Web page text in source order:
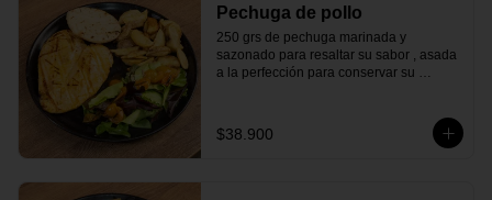
bocado!
Pechuga de pollo
250 grs de pechuga marinada y
sazonado para resaltar su sabor , asada
a la perfección para conservar su
papas crujientes.
¡Una combinación perfecta que te
$38.900